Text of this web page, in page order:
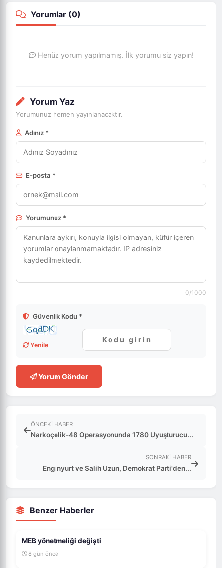
Yorumlar (0)
Henüz yorum yapılmamış. İlk yorumu siz yapın!
Yorum Yaz
Yorumunuz hemen yayınlanacaktır.
Adınız *
E-posta *
Yorumunuz *
0/1000
Güvenlik Kodu *
Yenile
Yorum Gönder
ÖNCEKI HABER
Narkoçelik-48 Operasyonunda 1780 Uyuşturucu...
SONRAKI HABER
Enginyurt ve Salih Uzun, Demokrat Parti'den...
Benzer Haberler
MEB yönetmeliği değişti
8 gün önce